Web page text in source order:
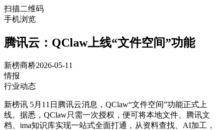
扫描二维码
手机浏览
腾讯云：QClaw上线“文件空间”功能
新榜商桥2026-05-11
情报
行业动态
新榜讯 5月11日腾讯云消息，QClaw“文件空间”功能正式上
线。据悉，QClaw只需一次授权，便可将本地文件、腾讯文
档、ima知识库实现一站式全面打通，从资料查找、AI加工，